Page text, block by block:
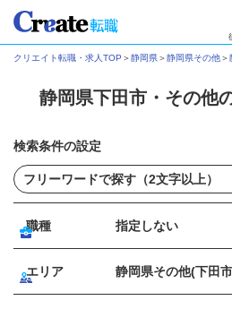
クリエイト転職・求人TOP ＞静岡県＞静岡県その他＞
静岡県下田市・その他
検索条件の設定
職種 指定しない
エリア 静岡県その他(下田